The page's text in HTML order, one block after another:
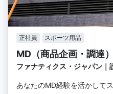
正社員 スポーツ用品
MD（商品企画・調達
ファナティクス・ジャパン｜
あなたのMD経験を活かして